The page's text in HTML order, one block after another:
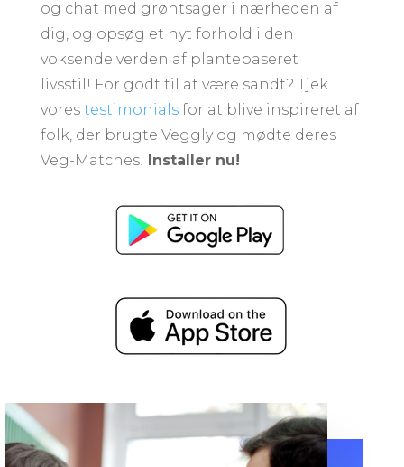
og chat med grøntsager i nærheden af ​​
dig, og opsøg et nyt forhold i den
voksende verden af ​​plantebaseret
livsstil! For godt til at være sandt? Tjek
vores testimonialsfor at blive inspireret af
folk, der brugte Veggly og mødte deres
Veg-Matches! Installer nu!